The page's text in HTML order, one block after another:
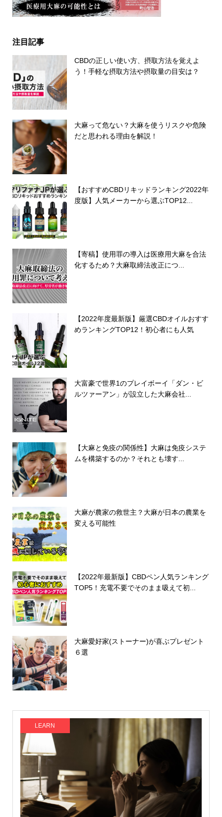
注目記事
CBDの正しい使い方、摂取方法を覚えよ
う！手軽な摂取方法や摂取量の目安は？
大麻って危ない？大麻を使うリスクや危険
だと思われる理由を解説！
【おすすめCBDリキッドランキング2022年
度版】人気メーカーから選ぶTOP12...
【寄稿】使用罪の導入は医療用大麻を合法
化するため？大麻取締法改正につ...
【2022年度最新版】厳選CBDオイルおすす
めランキングTOP12！初心者にも人気
大富豪で世界1のプレイボーイ「ダン・ビ
ルツァーアン」が設立した大麻会社...
【大麻と免疫の関係性】大麻は免疫システ
ムを構築するのか？それとも壊す...
大麻が農家の救世主？大麻が日本の農業を
変える可能性
【2022年最新版】CBDペン人気ランキング
TOP5！充電不要でそのまま吸えて初...
大麻愛好家(ストーナー)が喜ぶプレゼント
６選
LEARN